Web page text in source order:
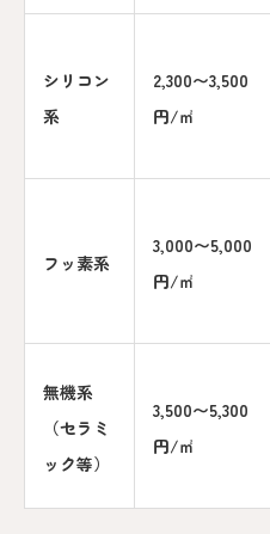
シリコン
系
2,300〜3,500
円/㎡
フッ素系
3,000〜5,000
円/㎡
無機系
（セラミ
ック等）
3,500〜5,300
円/㎡